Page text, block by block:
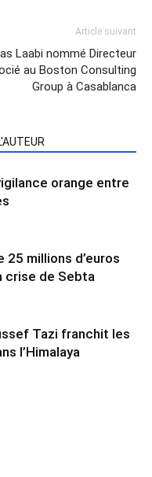
Article suivant
Laabi nommé Directeur
au Boston Consulting
Group à Casablanca
orange entre
25 millions d’euros
crise de Sebta
Tazi franchit les
l’Himalaya